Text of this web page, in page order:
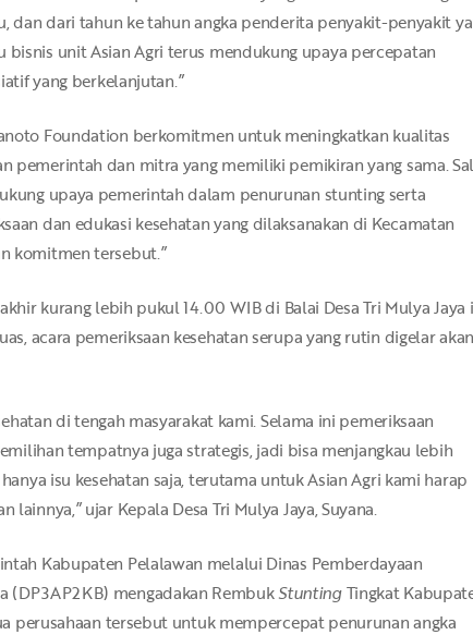
dan dari tahun ke tahun angka penderita penyakit-penyakit
bisnis unit Asian Agri terus mendukung upaya percepatan
yang berkelanjutan.”
Foundation berkomitmen untuk meningkatkan kualitas
pemerintah dan mitra yang memiliki pemikiran yang sama.
upaya pemerintah dalam penurunan stunting serta
dan edukasi kesehatan yang dilaksanakan di Kecamatan
komitmen tersebut.”
kurang lebih pukul 14.00 WIB di Balai Desa Tri Mulya Jaya
acara pemeriksaan kesehatan serupa yang rutin digelar akan
di tengah masyarakat kami. Selama ini pemeriksaan
tempatnya juga strategis, jadi bisa menjangkau lebih
isu kesehatan saja, terutama untuk Asian Agri kami harap
ujar Kepala Desa Tri Mulya Jaya, Suyana.
Kabupaten Pelalawan melalui Dinas Pemberdayaan
(DP3AP2KB) mengadakan RembukStuntingTingkat
perusahaan tersebut untuk mempercepat penurunan angka